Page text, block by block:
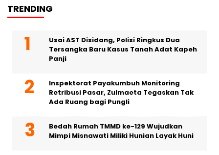
TRENDING
Usai AST Disidang, Polisi Ringkus Dua
Tersangka Baru Kasus Tanah Adat Kapeh
Panji
Inspektorat Payakumbuh Monitoring
Retribusi Pasar, Zulmaeta Tegaskan Tak
Ada Ruang bagi Pungli
Bedah Rumah TMMD ke-129 Wujudkan
Mimpi Misnawati Miliki Hunian Layak Huni